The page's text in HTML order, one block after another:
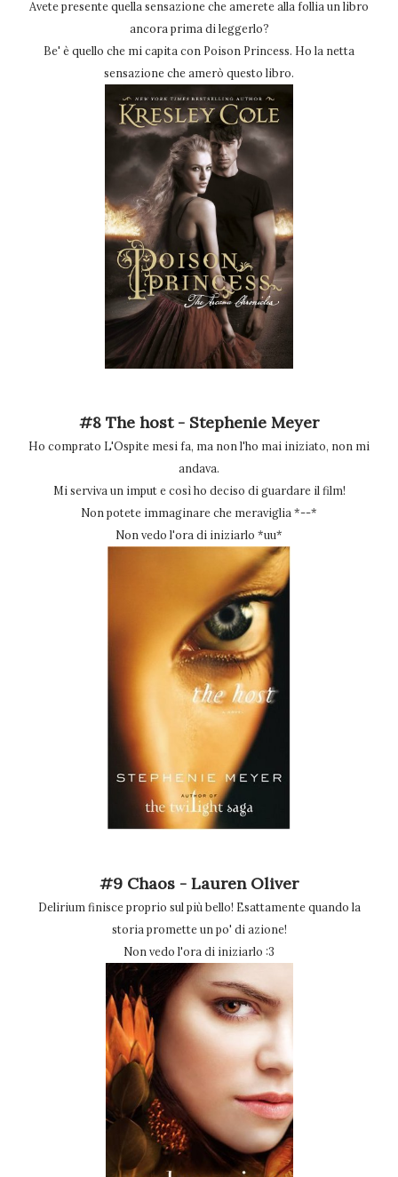
Avete presente quella sensazione che amerete alla follia un libro
ancora prima di leggerlo?
Be' è quello che mi capita con Poison Princess. Ho la netta
sensazione che amerò questo libro.
#8 The host - Stephenie Meyer
Ho comprato L'Ospite mesi fa, ma non l'ho mai iniziato, non mi
andava.
Mi serviva un imput e così ho deciso di guardare il film!
Non potete immaginare che meraviglia *--*
Non vedo l'ora di iniziarlo *uu*
#9 Chaos - Lauren Oliver
Delirium finisce proprio sul più bello! Esattamente quando la
storia promette un po' di azione!
Non vedo l'ora di iniziarlo :3